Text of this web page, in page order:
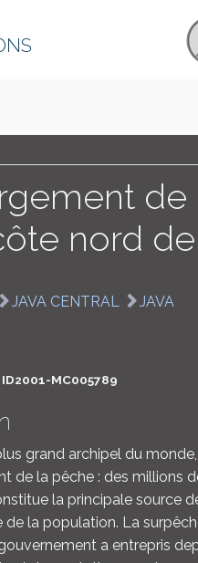
de
nord de
JAVA CENTRAL JAVA
ID2001-MC005789
grand archipel du
de la pêche : des millions
la principale source
de la population. La
a entrepris